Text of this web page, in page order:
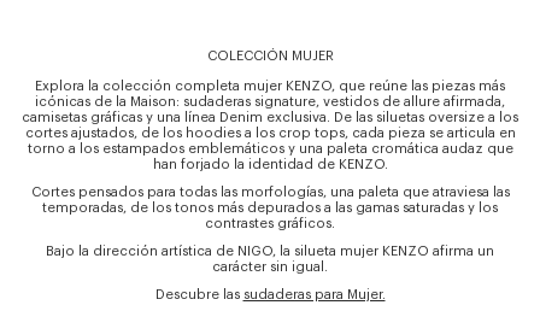
COLECCIÓN MUJER
Explora la colección completa mujer KENZO, que reúne las piezas más
icónicas de la Maison: sudaderas signature, vestidos de allure afirmada,
camisetas gráficas y una línea Denim exclusiva. De las siluetas oversize a los
cortes ajustados, de los hoodies a los crop tops, cada pieza se articula en
torno a los estampados emblemáticos y una paleta cromática audaz que
han forjado la identidad de KENZO.
Cortes pensados para todas las morfologías, una paleta que atraviesa las
temporadas, de los tonos más depurados a las gamas saturadas y los
contrastes gráficos.
Bajo la dirección artística de NIGO, la silueta mujer KENZO afirma un
carácter sin igual.
Descubre las sudaderas para Mujer.